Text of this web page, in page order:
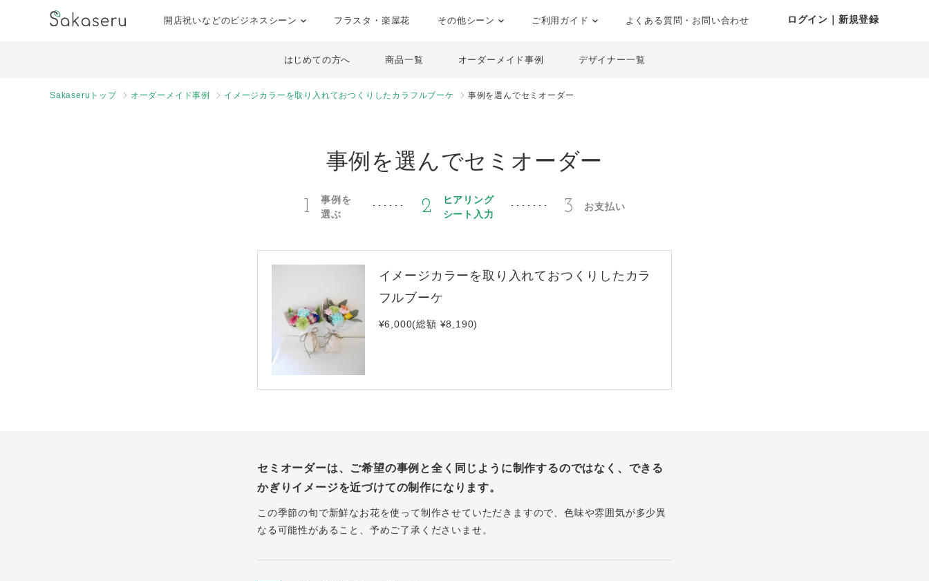
開店祝いなどのビジネスシーン フラスタ・楽屋花 その他シーン ご利用ガイド よくある質問・お問い合わせ ログイン｜新規登録
はじめての方へ 商品一覧 オーダーメイド事例 デザイナー一覧
Sakaseruトップ オーダーメイド事例 イメージカラーを取り入れておつくりしたカラフルブーケ 事例を選んでセミオーダー
事例を選んでセミオーダー
1
事例を
選ぶ
2
ヒアリング
シート入力
3 お支払い
イメージカラーを取り入れておつくりしたカラ
フルブーケ
¥6,000(総額 ¥8,190)
セミオーダーは、ご希望の事例と全く同じように制作するのではなく、できる
かぎりイメージを近づけての制作になります。
この季節の旬で新鮮なお花を使って制作させていただきますので、色味や雰囲気が多少異
なる可能性があること、予めご了承くださいませ。